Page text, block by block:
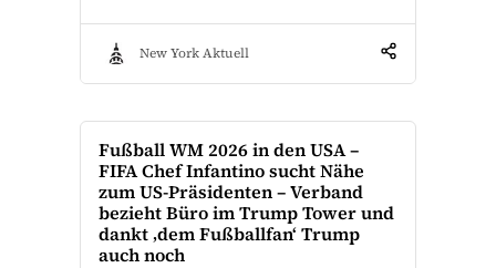
New York Aktuell
Fußball WM 2026 in den USA –
FIFA Chef Infantino sucht Nähe
zum US-Präsidenten – Verband
bezieht Büro im Trump Tower und
dankt ‚dem Fußballfan‘ Trump
auch noch